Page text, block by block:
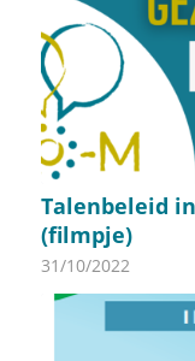
Talenbeleid
(filmpje)
31/10/2022